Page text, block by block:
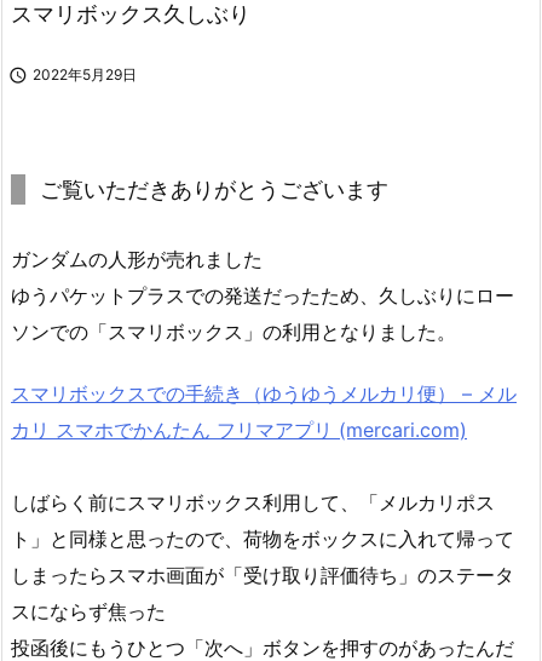
スマリボックス久しぶり
 2022年5月29日
ご覧いただきありがとうございます
ガンダムの人形が売れました
ゆうパケットプラスでの発送だったため、久しぶりにロー
ソンでの「スマリボックス」の利用となりました。
スマリボックスでの手続き（ゆうゆうメルカリ便） – メル
カリ スマホでかんたん フリマアプリ (mercari.com)
しばらく前にスマリボックス利用して、「メルカリポス
ト」と同様と思ったので、荷物をボックスに入れて帰って
しまったらスマホ画面が「受け取り評価待ち」のステータ
スにならず焦った
投函後にもうひとつ「次へ」ボタンを押すのがあったんだ